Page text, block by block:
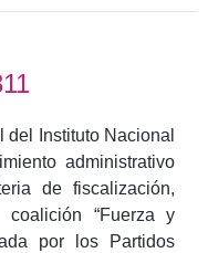
Instituto Nacional
administrativo
de fiscalización,
“Fuerza y
por los Partidos